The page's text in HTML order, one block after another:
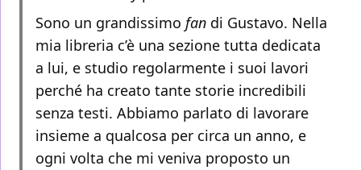
Sono un grandissimo fan di Gustavo. Nella
mia libreria c’è una sezione tutta dedicata
a lui, e studio regolarmente i suoi lavori
perché ha creato tante storie incredibili
senza testi. Abbiamo parlato di lavorare
insieme a qualcosa per circa un anno, e
ogni volta che mi veniva proposto un